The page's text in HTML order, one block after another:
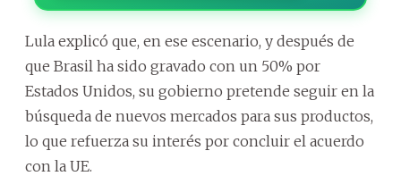
Lula explicó que, en ese escenario, y después de
que Brasil ha sido gravado con un 50% por
Estados Unidos, su gobierno pretende seguir en la
búsqueda de nuevos mercados para sus productos,
lo que refuerza su interés por concluir el acuerdo
con la UE.